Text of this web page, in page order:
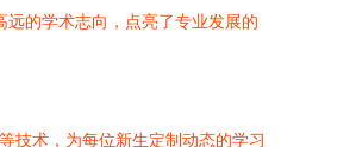
的学术志向，点亮了专业发展的
技术，为每位新生定制动态的学习